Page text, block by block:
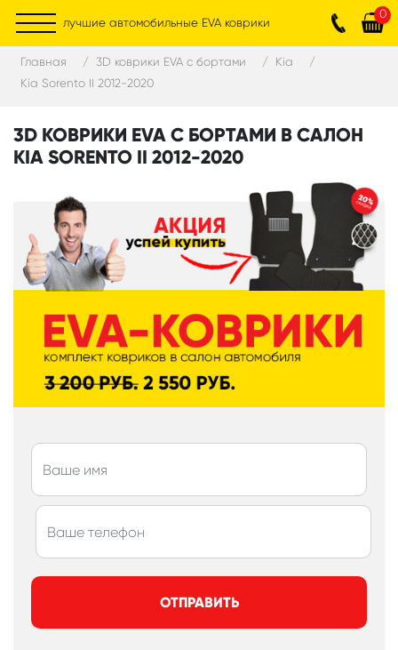
лучшие автомобильные EVA коврики
0
Главная 3D коврики EVA с бортами
Kia
Kia Sorento II 2012-2020
3D КОВРИКИ EVA С БОРТАМИ В САЛОН
KIA SORENTO II 2012-2020
ОТПРАВИТЬ